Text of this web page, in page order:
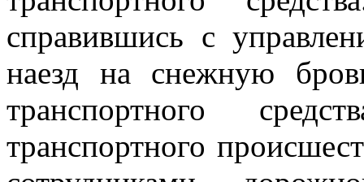
справившись с
наезд на снежную
транспортного
транспортного